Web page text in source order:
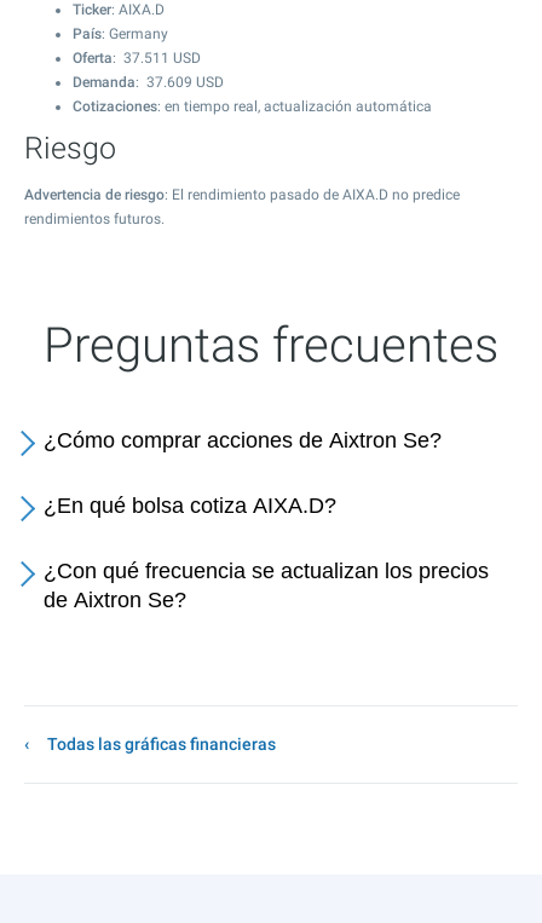
Ticker: AIXA.D
País: Germany
Oferta: 37.511 USD
Demanda: 37.609 USD
Cotizaciones: en tiempo real, actualización automática
Riesgo
Advertencia de riesgo: El rendimiento pasado de AIXA.D no predice
rendimientos futuros.
Preguntas frecuentes
¿Cómo comprar acciones de Aixtron Se?
¿En qué bolsa cotiza AIXA.D?
¿Con qué frecuencia se actualizan los precios
de Aixtron Se?
Todas las gráficas financieras